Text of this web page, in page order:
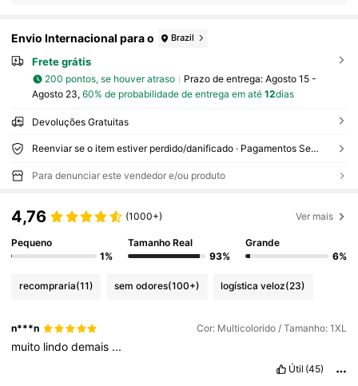
Envio Internacional para o Brazil
Frete grátis
200 pontos, se houver atraso Prazo de entrega: Agosto 15 -
Agosto 23, 60% de probabilidade de entrega em até 12dias
Devoluções Gratuitas
Reenviar se o item estiver perdido/danificado · Pagamentos Seguros · Proteção de privacidade
Para denunciar este vendedor e/ou produto
4,76 (1000+) Ver mais
Pequeno
1%
Tamanho Real
93%
Grande
6%
recompraria(11) sem odores(100+) logística veloz(23)
n***n Cor: Multicolorido / Tamanho: 1XL
muito lindodemais ...
Útil (45)